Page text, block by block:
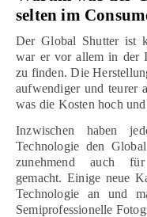
selten im
Der Global Shutter ist
war er vor allem in der
zu finden. Die
aufwendiger und teurer
was die Kosten hoch
Inzwischen haben
Technologie den
zunehmend auch für
gemacht. Einige neue
Technologie an und
Semiprofessionelle